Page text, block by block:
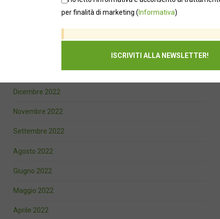
Dicembre 2022
Novembre 2022
Settembre 2022
Agosto 2022
Giugno 2022
Maggio 2022
Aprile 2022
per finalità di marketing ( Informativa)